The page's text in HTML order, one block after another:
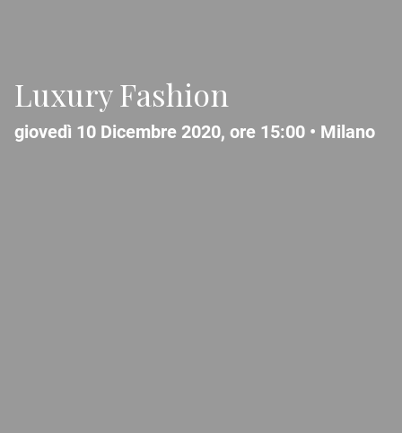
Luxury Fashion
giovedì 10 Dicembre 2020, ore 15:00 • Milano